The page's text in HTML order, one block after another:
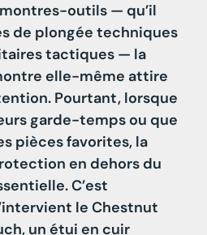
montres-outils — qu’il
de plongée techniques
tactiques — la
elle-même attire
Pourtant, lorsque
garde-temps ou que
pièces favorites, la
en dehors du
C’est
le Chestnut
, un étui en cuir